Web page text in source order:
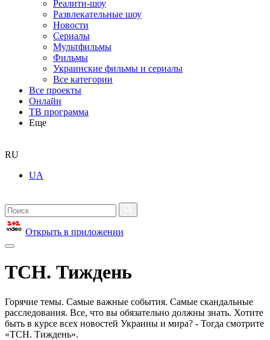
Реалити-шоу
Развлекательные шоу
Новости
Сериалы
Мультфильмы
Фильмы
Украинские фильмы и сериалы
Все категории
Все проекты
Онлайн
ТВ программа
Еще
RU
UA
Открыть в приложении
ТСН. Тиждень
Горячие темы. Самые важные события. Самые скандальные
расследования. Все, что вы обязательно должны знать. Хотите
быть в курсе всех новостей Украины и мира? - Тогда смотрите
«ТСН. Тиждень».